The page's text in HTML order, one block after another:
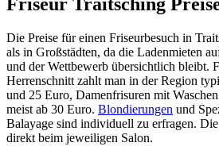
Die Preise für einen Friseurbesuch in
als in Großstädten, da die Ladenmieten
und der Wettbewerb übersichtlich bleibt.
Herrenschnitt zahlt man in der Region
und 25 Euro, Damenfrisuren mit
meist ab 30 Euro. Blondierungen und
Balayage sind individuell zu erfragen.
direkt beim jeweiligen Salon.